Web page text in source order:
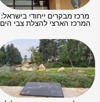
מרכז מבקרים ייחודי בישראל:
המרכז הארצי להצלת צבי הים